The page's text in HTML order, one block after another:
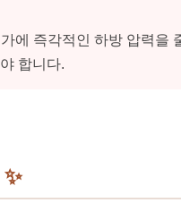
에 즉각적인 하방 압력을
합니다.
✨